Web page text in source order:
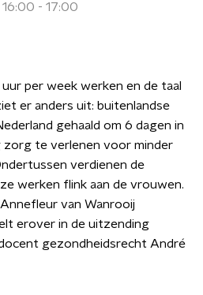
- 17:00
per week werken en de taal
er anders uit: buitenlandse
gehaald om 6 dagen in
zorg te verlenen voor minder
verdienen de
werken flink aan de vrouwen.
van Wanrooij
erover in de uitzending
gezondheidsrecht André